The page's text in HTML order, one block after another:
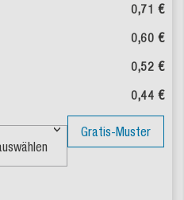
0,71 €
0,60 €
0,52 €
0,44 €
Gratis-Muster